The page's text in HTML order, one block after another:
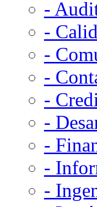
-
-
-
-
-
-
-
-
-